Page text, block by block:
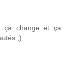
ça change et ça
;)